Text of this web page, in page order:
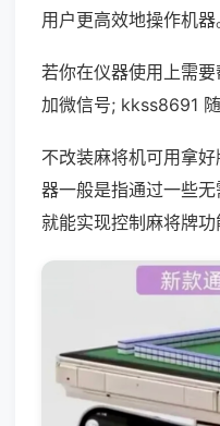
用户更高效地操作机器
若你在仪器使用上需
加微信号; kkss8691 随
不改装麻将机可用拿
器一般是指通过一些
就能实现控制麻将牌功